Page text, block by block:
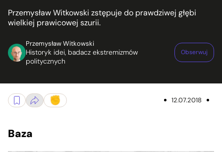
Przemysław Witkowski zstępuje do prawdziwej głębi
wielkiej prawicowej szurii.
Przemysław Witkowski
Historyk idei, badacz ekstremizmów
politycznych
Obserwuj
12.07.2018
Baza